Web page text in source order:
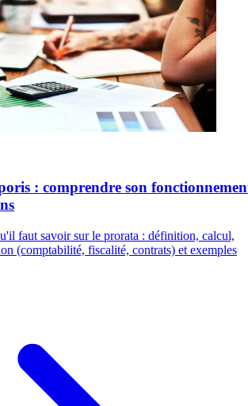
: comprendre son
faut savoir sur le prorata : définition, calcul,
(comptabilité, fiscalité, contrats) et exemples